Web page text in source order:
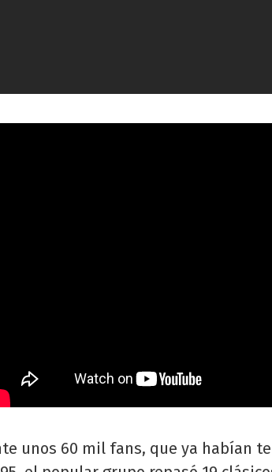
unos 60 mil fans, que ya habían